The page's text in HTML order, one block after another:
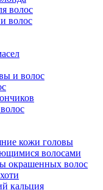
волос
волос
и волос
кожи головы
волосами
окрашенных волос
кальция